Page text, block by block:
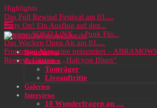
Highlights
Das Full Rewind Festival am 01....
Party On! Ein Ausflug auf den...
Review: SOKO LiNX – „Punk Für...
Das Wacken Open Air am 01....
Frontstage Magazine präsentiert –
Review: Citizen – „Halcyon Blues“
Neuigkeiten
Rezensionen
Tonträger
Liveauftritte
Galerien
Interviews
10 Wunderfragen an …